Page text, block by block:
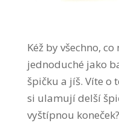
Kéž by všechno,
jednoduché jako
špičku a jíš. Víte o
si ulamují delší
vyštípnou